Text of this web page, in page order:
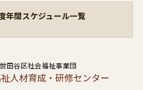
年間スケジュール一覧
田谷区社会福祉事業団
人材育成・研修センター